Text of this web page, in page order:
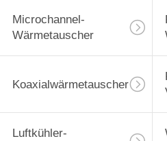
Microchannel-
Wärmetauscher
Koaxialwärmetauscher
Luftkühler-